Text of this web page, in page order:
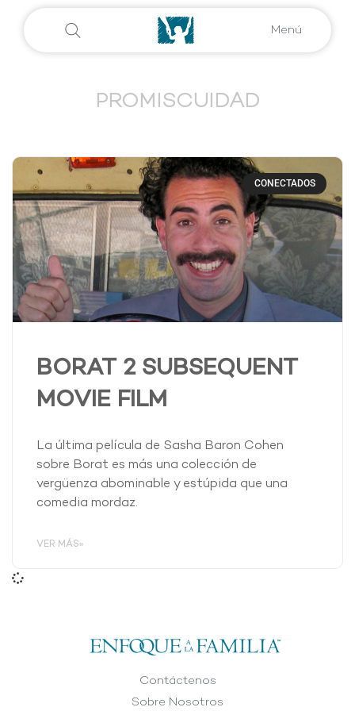
Menú
PROMISCUIDAD
CONECTADOS
BORAT 2 SUBSEQUENT
MOVIE FILM
La última película de Sasha Baron Cohen
sobre Borat es más una colección de
vergüenza abominable y estúpida que una
comedia mordaz.
VER MÁS»
Contáctenos
Sobre Nosotros